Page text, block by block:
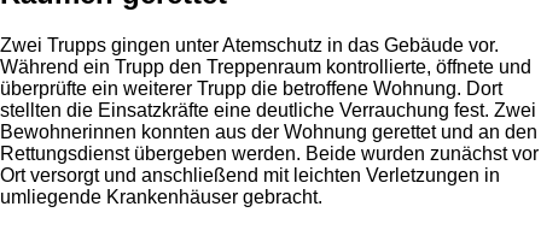
Zwei Trupps gingen unter Atemschutz in das Gebäude vor.
Während ein Trupp den Treppenraum kontrollierte, öffnete und
überprüfte ein weiterer Trupp die betroffene Wohnung. Dort
stellten die Einsatzkräfte eine deutliche Verrauchung fest. Zwei
Bewohnerinnen konnten aus der Wohnung gerettet und an den
Rettungsdienst übergeben werden. Beide wurden zunächst vor
Ort versorgt und anschließend mit leichten Verletzungen in
umliegende Krankenhäuser gebracht.